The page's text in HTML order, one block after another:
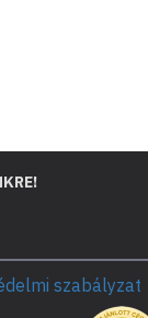
szabályzat